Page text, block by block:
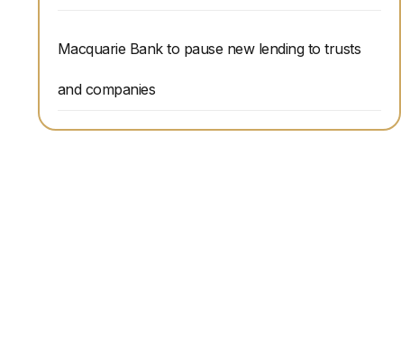
Macquarie Bank to pause new lending to trusts
and companies